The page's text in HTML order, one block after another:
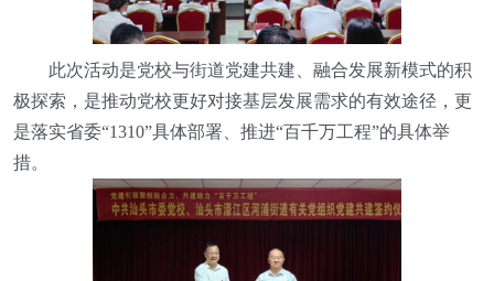
此次活动是党校与街道党建共建、融合发展新模式的积
极探索，是推动党校更好对接基层发展需求的有效途径，更
是落实省委“1310”具体部署、推进“百千万工程”的具体举
措。